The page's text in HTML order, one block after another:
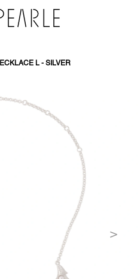
L - SILVER